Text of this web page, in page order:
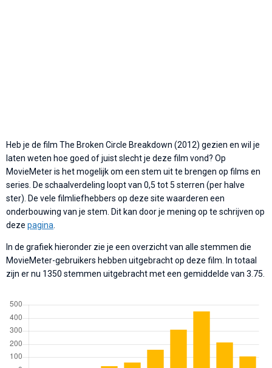
Heb je de film The Broken Circle Breakdown (2012) gezien en wil je
laten weten hoe goed of juist slecht je deze film vond? Op
MovieMeter is het mogelijk om een stem uit te brengen op films en
series. De schaalverdeling loopt van 0,5 tot 5 sterren (per halve
ster). De vele filmliefhebbers op deze site waarderen een
onderbouwing van je stem. Dit kan door je mening op te schrijven op
deze pagina
In de grafiek hieronder zie je een overzicht van alle stemmen die
MovieMeter-gebruikers hebben uitgebracht op deze film. In totaal
zijn er nu 1350 stemmen uitgebracht met een gemiddelde van 3.75.